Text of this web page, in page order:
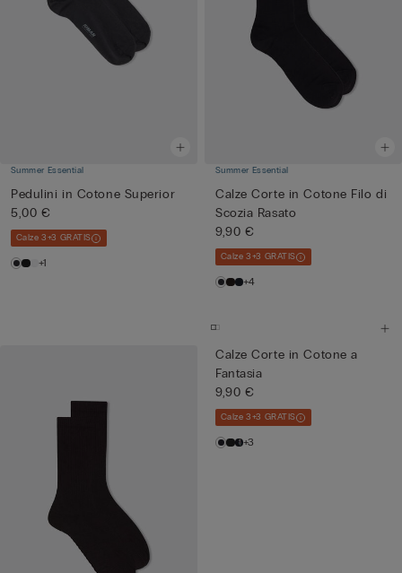
Summer Essential
Pedulini in Cotone Superior
5,00 €
Calze 3+3 GRATIS
+1
Summer Essential
Calze Corte in Cotone Filo di
Scozia Rasato
9,90 €
Calze 3+3 GRATIS
+4
Calze Corte in Cotone a
Fantasia
9,90 €
Calze 3+3 GRATIS
+3